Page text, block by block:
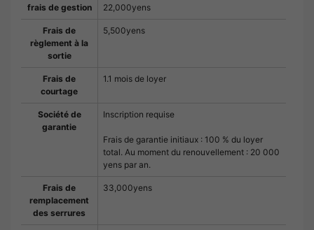
frais de gestion 22,000yens
Frais de
règlement à la
sortie
5,500yens
Frais de
courtage
1.1 mois de loyer
Société de
garantie
Inscription requise
Frais de garantie initiaux : 100 % du loyer
total. Au moment du renouvellement : 20 000
yens par an.
Frais de
remplacement
des serrures
33,000yens